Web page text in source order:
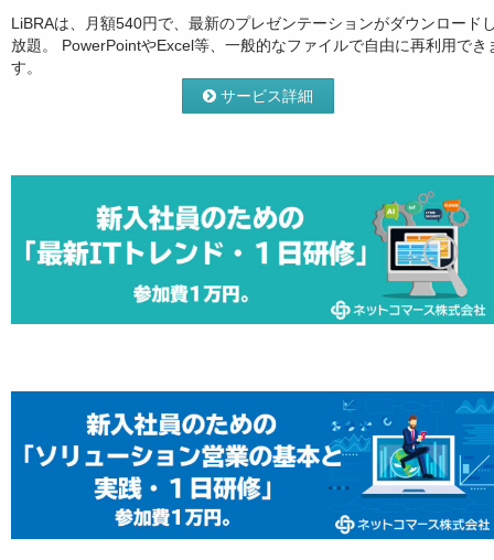
LiBRAは、月額540円で、最新のプレゼンテーションがダウンロード
放題。 PowerPointやExcel等、一般的なファイルで自由に再利用でき
す。
サービス詳細